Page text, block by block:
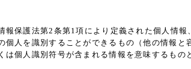
保護法第2条第1項により定義された個人情
人を識別することができるもの（他の情報
個人識別符号が含まれる情報を意味するもの